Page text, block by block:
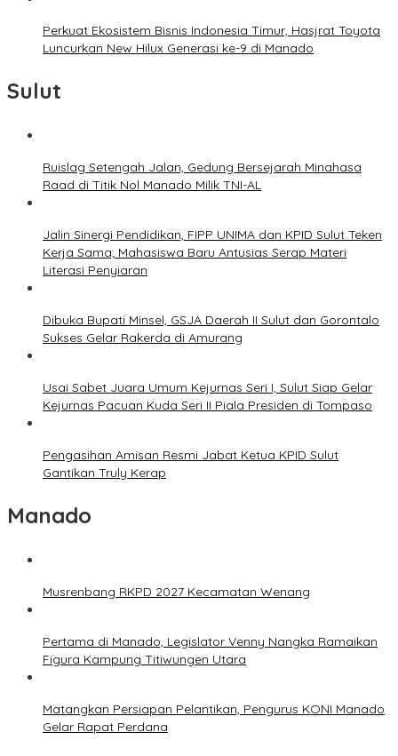
Perkuat Ekosistem Bisnis Indonesia Timur, Hasjrat Toyota
Luncurkan New Hilux Generasi ke-9 di Manado
Sulut
Ruislag Setengah Jalan, Gedung Bersejarah Minahasa
Raad di Titik Nol Manado Milik TNI-AL
Jalin Sinergi Pendidikan, FIPP UNIMA dan KPID Sulut Teken
Kerja Sama; Mahasiswa Baru Antusias Serap Materi
Literasi Penyiaran
Dibuka Bupati Minsel, GSJA Daerah II Sulut dan Gorontalo
Sukses Gelar Rakerda di Amurang
Usai Sabet Juara Umum Kejurnas Seri I, Sulut Siap Gelar
Kejurnas Pacuan Kuda Seri II Piala Presiden di Tompaso
Pengasihan Amisan Resmi Jabat Ketua KPID Sulut
Gantikan Truly Kerap
Manado
Musrenbang RKPD 2027 Kecamatan Wenang
Pertama di Manado, Legislator Venny Nangka Ramaikan
Figura Kampung Titiwungen Utara
Matangkan Persiapan Pelantikan, Pengurus KONI Manado
Gelar Rapat Perdana